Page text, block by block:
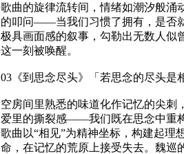
歌曲的旋律流转间，情绪如潮汐般涌
的叩问——当我们习惯了拥有，是否
极具画面感的叙事，勾勒出无数人似
这一刻被唤醒。
03《到思念尽头》「若思念的尽头是
空房间里熟悉的味道化作记忆的尖刺
爱里的撕裂感——我们既在思念中重
歌曲以“相见”为精神坐标，构建起理
命，在记忆的荒原上接受失去。魏